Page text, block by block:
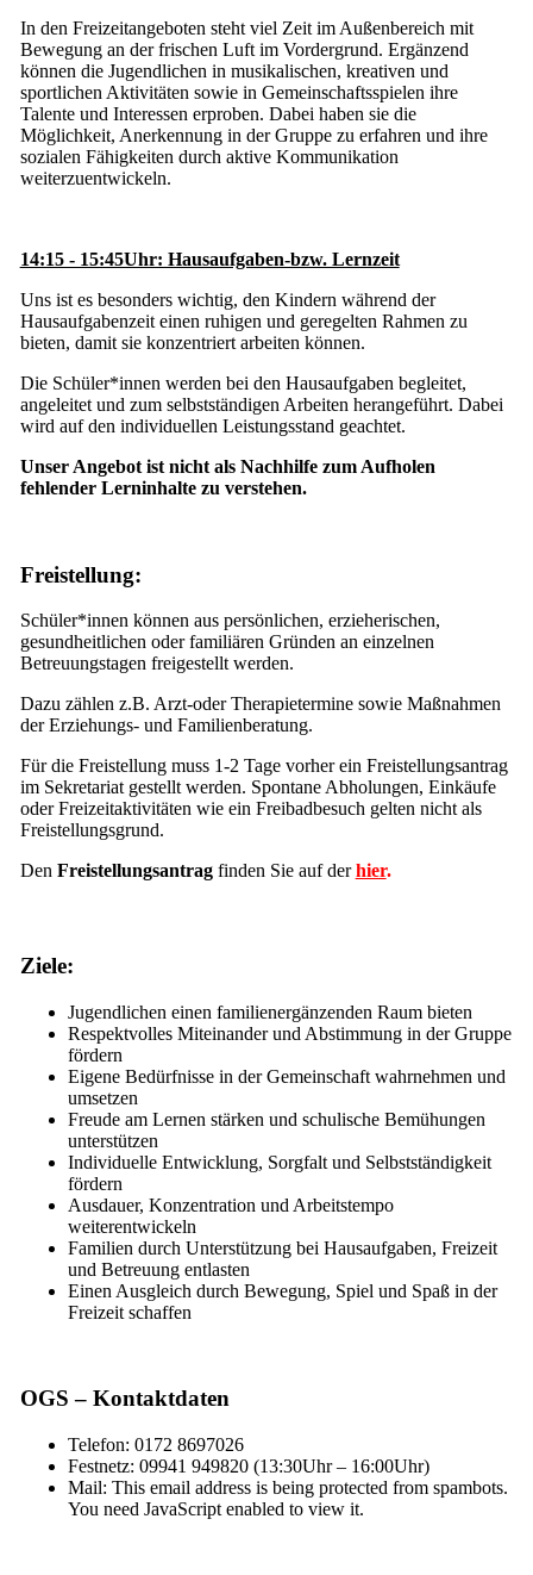
In den Freizeitangeboten steht viel Zeit im Außenbereich mit
Bewegung an der frischen Luft im Vordergrund. Ergänzend
können die Jugendlichen in musikalischen, kreativen und
sportlichen Aktivitäten sowie in Gemeinschaftsspielen ihre
Talente und Interessen erproben. Dabei haben sie die
Möglichkeit, Anerkennung in der Gruppe zu erfahren und ihre
sozialen Fähigkeiten durch aktive Kommunikation
weiterzuentwickeln.
14:15 - 15:45Uhr: Hausaufgaben-bzw. Lernzeit
Uns ist es besonders wichtig, den Kindern während der
Hausaufgabenzeit einen ruhigen und geregelten Rahmen zu
bieten, damit sie konzentriert arbeiten können.
Die Schüler*innen werden bei den Hausaufgaben begleitet,
angeleitet und zum selbstständigen Arbeiten herangeführt. Dabei
wird auf den individuellen Leistungsstand geachtet.
Unser Angebot ist nicht als Nachhilfe zum Aufholen
fehlender Lerninhalte zu verstehen.
Freistellung:
Schüler*innen können aus persönlichen, erzieherischen,
gesundheitlichen oder familiären Gründen an einzelnen
Betreuungstagen freigestellt werden.
Dazu zählen z.B. Arzt-oder Therapietermine sowie Maßnahmen
der Erziehungs- und Familienberatung.
Für die Freistellung muss 1-2 Tage vorher ein Freistellungsantrag
im Sekretariat gestellt werden. Spontane Abholungen, Einkäufe
oder Freizeitaktivitäten wie ein Freibadbesuch gelten nicht als
Freistellungsgrund.
DenFreistellungsantrag finden Sie auf der hier.
Ziele:
Jugendlichen einen familienergänzenden Raum bieten
Respektvolles Miteinander und Abstimmung in der Gruppe
fördern
Eigene Bedürfnisse in der Gemeinschaft wahrnehmen und
umsetzen
Freude am Lernen stärken und schulische Bemühungen
unterstützen
Individuelle Entwicklung, Sorgfalt und Selbstständigkeit
fördern
Ausdauer, Konzentration und Arbeitstempo
weiterentwickeln
Familien durch Unterstützung bei Hausaufgaben, Freizeit
und Betreuung entlasten
Einen Ausgleich durch Bewegung, Spiel und Spaß in der
Freizeit schaffen
OGS – Kontaktdaten
Telefon: 0172 8697026
Festnetz: 09941 949820 (13:30Uhr – 16:00Uhr)
Mail: This email address is being protected from spambots.
You need JavaScript enabled to view it.